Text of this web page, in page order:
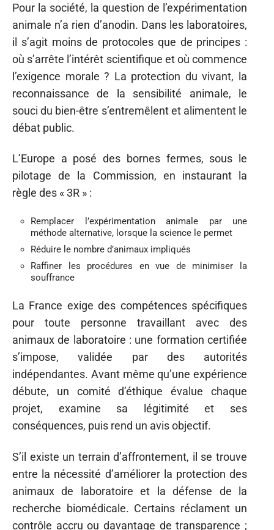
Pour la société, la question de l’expérimentation
animale n’a rien d’anodin. Dans les laboratoires,
il s’agit moins de protocoles que de principes :
où s’arrête l’intérêt scientifique et où commence
l’exigence morale ? La protection du vivant, la
reconnaissance de la sensibilité animale, le
souci du bien-être s’entremêlent et alimentent le
débat public.
L’Europe a posé des bornes fermes, sous le
pilotage de la Commission, en instaurant la
règle des « 3R » :
Remplacer l’expérimentation animale par une
méthode alternative, lorsque la science le permet
Réduire le nombre d’animaux impliqués
Raffiner les procédures en vue de minimiser la
souffrance
La France exige des compétences spécifiques
pour toute personne travaillant avec des
animaux de laboratoire : une formation certifiée
s’impose, validée par des autorités
indépendantes. Avant même qu’une expérience
débute, un comité d’éthique évalue chaque
projet, examine sa légitimité et ses
conséquences, puis rend un avis objectif.
S’il existe un terrain d’affrontement, il se trouve
entre la nécessité d’améliorer la protection des
animaux de laboratoire et la défense de la
recherche biomédicale. Certains réclament un
contrôle accru ou davantage de transparence ;